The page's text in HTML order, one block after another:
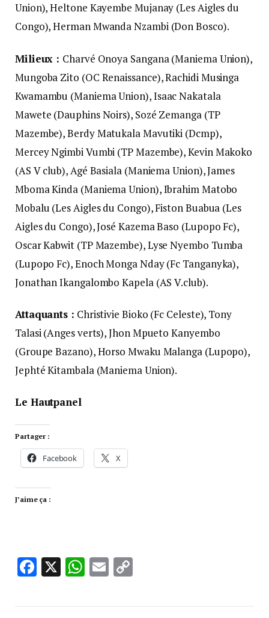
Union), Heltone Kayembe Mujanay (Les Aigles du
Congo), Herman Mwanda Nzambi (Don Bosco).
Milieux : Charvé Onoya Sangana (Maniema Union),
Mungoba Zito (OC Renaissance), Rachidi Musinga
Kwamambu (Maniema Union), Isaac Nakatala
Mawete (Dauphins Noirs), Sozé Zemanga (TP
Mazembe), Berdy Matukala Mavutiki (Dcmp),
Mercey Ngimbi Vumbi (TP Mazembe), Kevin Makoko
(AS V club), Agé Basiala (Maniema Union), James
Mboma Kinda (Maniema Union), Ibrahim Matobo
Mobalu (Les Aigles du Congo), Fiston Buabua (Les
Aigles du Congo), José Kazema Baso (Lupopo Fc),
Oscar Kabwit (TP Mazembe), Lyse Nyembo Tumba
(Lupopo Fc), Enoch Monga Nday (Fc Tanganyka),
Jonathan Ikangalombo Kapela (AS V.club).
Attaquants : Christivie Bioko (Fc Celeste), Tony
Talasi (Anges verts), Jhon Mpueto Kanyembo
(Groupe Bazano), Horso Mwaku Malanga (Lupopo),
Jephté Kitambala (Maniema Union).
Le Hautpanel
Partager :
Facebook X
J’aime ça :
Facebook
X WhatsApp
Email